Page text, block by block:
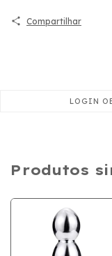
Compartilhar
Produtos